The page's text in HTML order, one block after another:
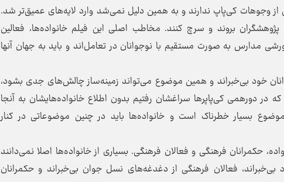
وجوهات کی‌پاپ ندارند و به همین دلیل نمی‌شد وارد لایه‌های عمیق‌تر شد.
بروند و سرچ کنند. مخاطب اصلی این فیلم خانواده‌ها، فعالین
مدارس به صورت مستقیم با نوجوانان در تعامل‌اند و باید به جهان آنها
خود بی‌خبراند و همین موضوع می‌تواند زمینه‌ساز چالش‌های جدی بشود،
دورهمی کی‌پاپرها سراغشان رفتیم بدون اطلاع خانواده‌هایشان به آنجا
بسیار خطرناک است و خانواده‌ها باید در چنین موضوعاتی در کنار
اساسی دارد؛ خانواده، حکمرانان فرهنگی و فعالان فرهنگی. بسیاری از خانواده‌ها اصلا نمی‌دانند
فعالان فرهنگی از دغدغه‌های نسل جوان بی‌خبراند و حکمرانان